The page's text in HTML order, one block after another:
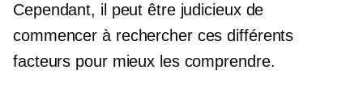
Cependant, il peut être judicieux de
commencer à rechercher ces différents
facteurs pour mieux les comprendre.